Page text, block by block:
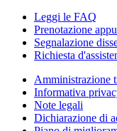
Leggi le FAQ
Prenotazione
Segnalazione
Richiesta
Amministrazione
Informativa
Note legali
Dichiarazione di